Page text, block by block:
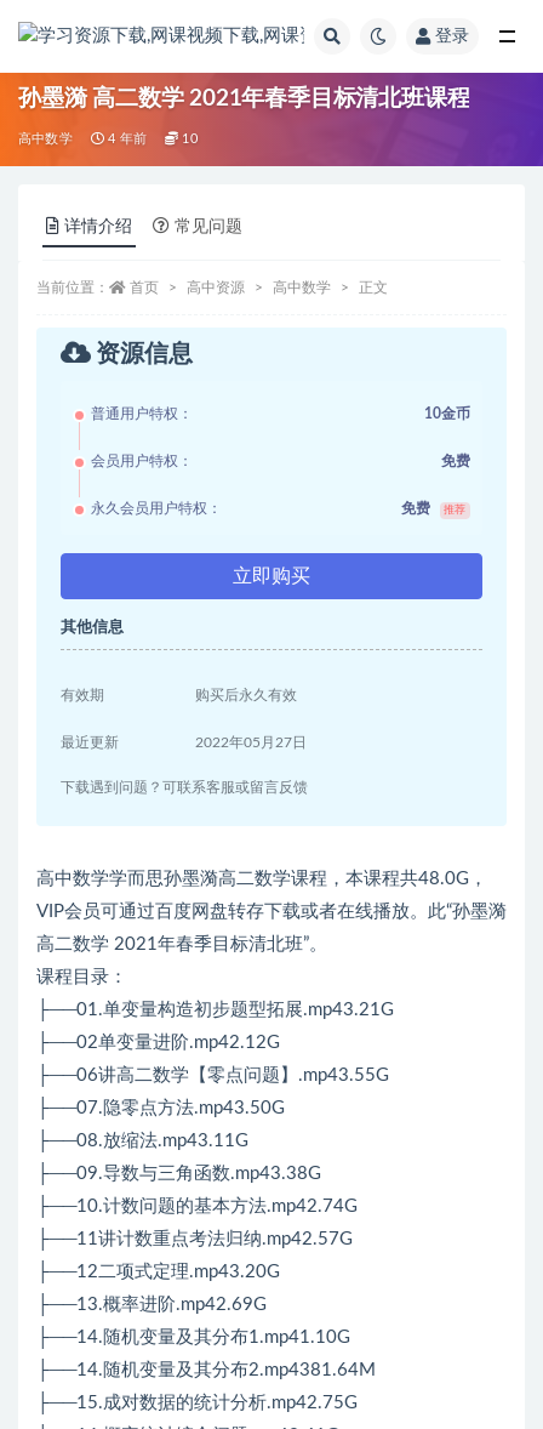
登录
孙墨漪 高二数学 2021年春季目标清北班课程
高中数学 4 年前 10
详情介绍 常见问题
当前位置： 首页 高中资源 高中数学 正文
资源信息
普通用户特权： 10金币
会员用户特权： 免费
永久会员用户特权： 免费 推荐
立即购买
其他信息
有效期 购买后永久有效
最近更新 2022年05月27日
下载遇到问题？可联系客服或留言反馈
高中数学学而思孙墨漪高二数学课程，本课程共48.0G，
VIP会员可通过百度网盘转存下载或者在线播放。此“孙墨漪
高二数学 2021年春季目标清北班”。
课程目录：
├──01.单变量构造初步题型拓展.mp43.21G
├──02单变量进阶.mp42.12G
├──06讲高二数学【零点问题】.mp43.55G
├──07.隐零点方法.mp43.50G
├──08.放缩法.mp43.11G
├──09.导数与三角函数.mp43.38G
├──10.计数问题的基本方法.mp42.74G
├──11讲计数重点考法归纳.mp42.57G
├──12二项式定理.mp43.20G
├──13.概率进阶.mp42.69G
├──14.随机变量及其分布1.mp41.10G
├──14.随机变量及其分布2.mp4381.64M
├──15.成对数据的统计分析.mp42.75G